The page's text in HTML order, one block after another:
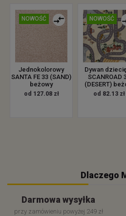
NOWOŚĆ
Jednokolorowy
SANTA FE 33 (SAND)
beżowy
od 127.08 zł
NOWOŚĆ
Dywan
SCANROAD
(DESERT)
od 82.13 zł
Dlaczego
Darmowa wysyłka
przy zamówieniu powyżej 249 zł